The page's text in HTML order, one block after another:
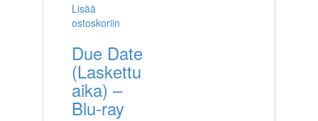
Lisää
ostoskoriin
Due Date
(Laskettu
aika) –
Blu-ray